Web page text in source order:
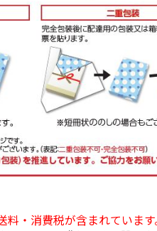
・消費税が含まれています